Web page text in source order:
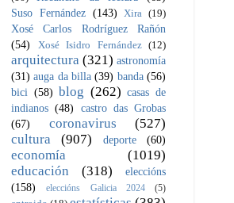
Suso Fernández (143) Xira (19)
Xosé Carlos Rodríguez Rañón
(54)
Xosé Isidro Fernández (12)
arquitectura (321) astronomía
(31) auga da billa (39) banda (56)
bici (58) blog (262) casas de
indianos (48)
castro das Grobas
(67)
coronavirus
(527)
cultura
(907) deporte (60)
economía
(1019)
educación
(318)
eleccións
(158)
eleccións Galicia 2024 (5)